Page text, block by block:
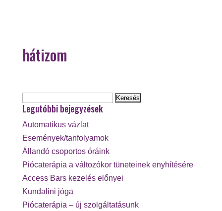
hátizom
Legutóbbi bejegyzések
Automatikus vázlat
Események/tanfolyamok
Állandó csoportos óráink
Piócaterápia a változókor tüneteinek enyhítésére
Access Bars kezelés előnyei
Kundalini jóga
Piócaterápia – új szolgáltatásunk